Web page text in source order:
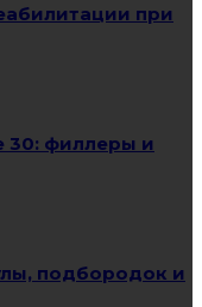
при
30: филлеры и
подбородок и